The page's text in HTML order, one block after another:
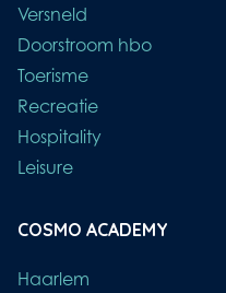
Versneld
Doorstroom hbo
Toerisme
Recreatie
Hospitality
Leisure
COSMO ACADEMY
Haarlem